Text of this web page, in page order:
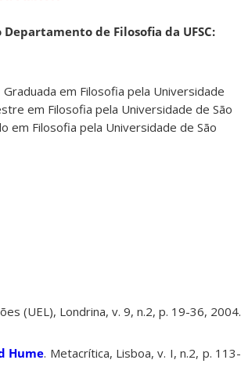
de Filosofia da UFSC:
Graduada em Filosofia pela Universidade
em Filosofia pela Universidade de São
em Filosofia pela Universidade de São
(UEL), Londrina, v. 9, n.2, p. 19-36, 2004.
Hume. Metacrítica, Lisboa, v. I, n.2, p. 113-